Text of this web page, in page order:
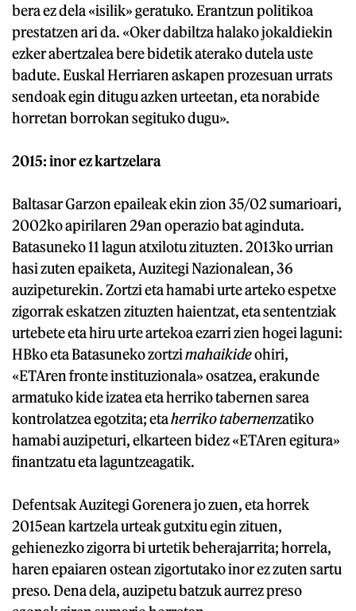
bera ez dela «isilik» geratuko. Erantzun politikoa
prestatzen ari da. «Oker dabiltza halako jokaldiekin
ezker abertzalea bere bidetik aterako dutela uste
badute. Euskal Herriaren askapen prozesuan urrats
sendoak egin ditugu azken urteetan, eta norabide
horretan borrokan segituko dugu».
2015: inor ez kartzelara
Baltasar Garzon epaileak ekin zion 35/02 sumarioari,
2002ko apirilaren 29an operazio bat aginduta.
Batasuneko 11 lagun atxilotu zituzten. 2013ko urrian
hasi zuten epaiketa, Auzitegi Nazionalean, 36
auzipeturekin. Zortzi eta hamabi urte arteko espetxe
zigorrak eskatzen zituzten haientzat, eta sententziak
urtebete eta hiru urte artekoa ezarri zien hogei laguni:
HBko eta Batasuneko zortzimahaikideohiri,
«ETAren fronte instituzionala» osatzea, erakunde
armatuko kide izatea eta herriko tabernen sarea
kontrolatzea egotzita; etaherriko tabernenzatiko
hamabi auzipeturi, elkarteen bidez «ETAren egitura»
finantzatu eta laguntzeagatik.
Defentsak Auzitegi Gorenera jo zuen, eta horrek
2015ean kartzela urteak gutxitu egin zituen,
gehienezko zigorra bi urtetik beherajarrita; horrela,
haren epaiaren ostean zigortutako inor ez zuten sartu
preso. Dena dela, auzipetu batzuk aurrez preso